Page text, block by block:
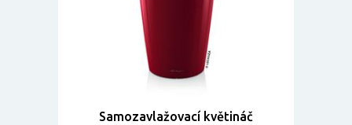
Samozavlažovací květináč